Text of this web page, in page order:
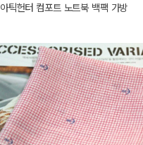
아틱헌터 컴포트 노트북 백팩 가방